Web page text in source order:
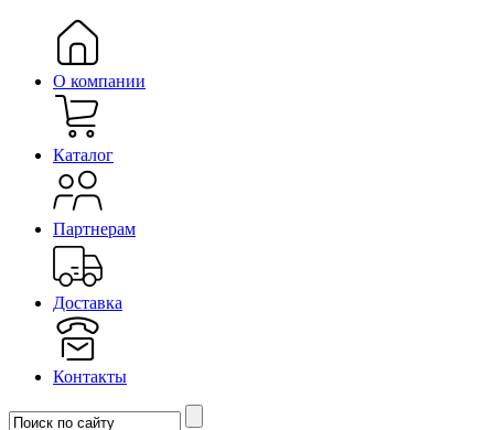
О компании
Каталог
Партнерам
Доставка
Контакты